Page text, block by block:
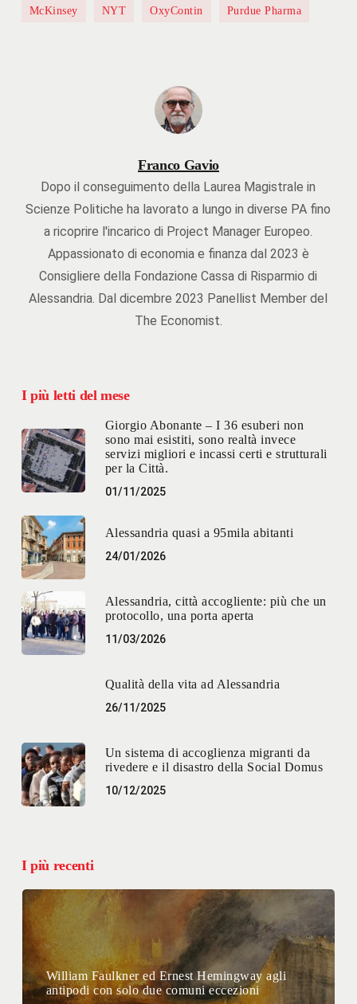
McKinsey NYT OxyContin Purdue Pharma
Franco Gavio
Dopo il conseguimento della Laurea Magistrale in
Scienze Politiche ha lavorato a lungo in diverse PA fino
a ricoprire l'incarico di Project Manager Europeo.
Appassionato di economia e finanza dal 2023 è
Consigliere della Fondazione Cassa di Risparmio di
Alessandria. Dal dicembre 2023 Panellist Member del
The Economist.
I più letti del mese
Giorgio Abonante – I 36 esuberi non
sono mai esistiti, sono realtà invece
servizi migliori e incassi certi e strutturali
per la Città.
01/11/2025
Alessandria quasi a 95mila abitanti
24/01/2026
Alessandria, città accogliente: più che un
protocollo, una porta aperta
11/03/2026
Qualità della vita ad Alessandria
26/11/2025
Un sistema di accoglienza migranti da
rivedere e il disastro della Social Domus
10/12/2025
I più recenti
William Faulkner ed Ernest Hemingway agli
antipodi con solo due comuni eccezioni